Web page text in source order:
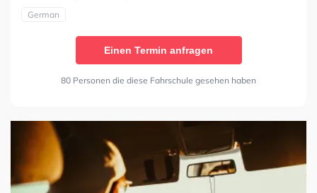
German
Einen Termin anfragen
80 Personen die diese Fahrschule gesehen haben